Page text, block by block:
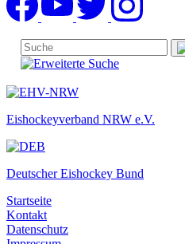
Eishockeyverband NRW e.V.
Deutscher Eishockey Bund
Startseite
Kontakt
Datenschutz